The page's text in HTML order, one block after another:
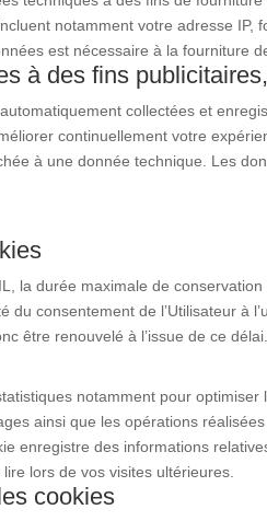
notamment votre adresse
est nécessaire à la fourniture
à des fins
collectées et
continuellement votre
à une donnée technique. Les
la durée maximale de
du consentement de l’Utilisateur à
être renouvelé à l’issue de ce délai.
notamment pour
ainsi que les opérations
enregistre des informations
lors de vos visites ultérieures.
cookies